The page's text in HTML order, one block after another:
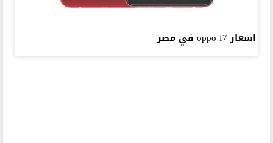
اسعار oppo f7 في مصر